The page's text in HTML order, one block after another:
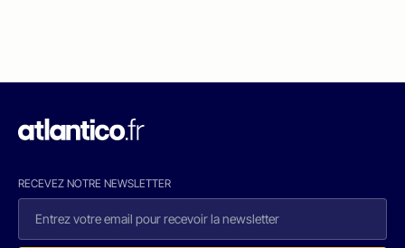
RECEVEZ NOTRE NEWSLETTER